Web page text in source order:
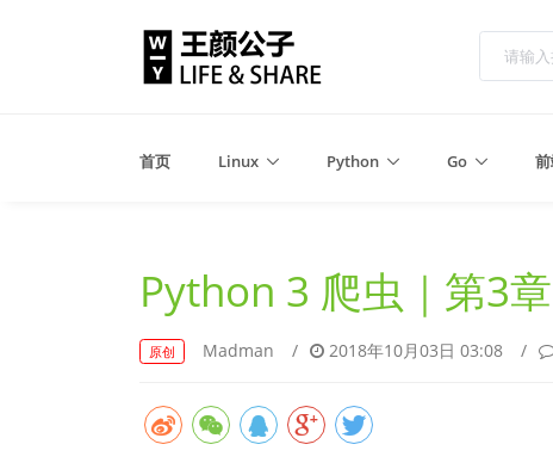
首页 Linux Python Go
Python 3 爬虫｜第3
原创 Madman / 2018年10月03日 03:08 /